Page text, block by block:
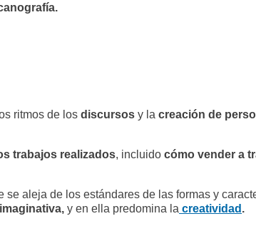
ritmos de los discursos y la creación de
trabajos realizados, incluido cómo vender a
se aleja de los estándares de las formas y
y en ella predomina la creatividad .